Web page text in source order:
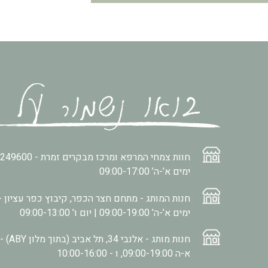
חוות צמחי המרפא ומרכז מבקרים זמרת -
ימים א’-ה’ 09:00-17:00
חנות המותג - מתחם חצר הכפר, קיבוץ כפר
ימים א’-ה’ 09:00-19:00 | יום ו’ 09:00-13:00
חנות מותג - אלנבי 34, תל אביב (בתוך מלון ABY) -
א-ה 09:00-19:00, ו - 10:00-16:00